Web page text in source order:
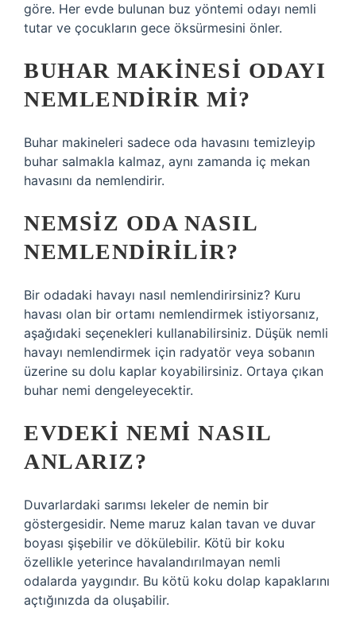
göre. Her evde bulunan buz yöntemi odayı nemli
tutar ve çocukların gece öksürmesini önler.
BUHAR MAKINESI ODAYI
NEMLENDIRIR MI?
Buhar makineleri sadece oda havasını temizleyip
buhar salmakla kalmaz, aynı zamanda iç mekan
havasını da nemlendirir.
NEMSIZ ODA NASIL
NEMLENDIRILIR?
Bir odadaki havayı nasıl nemlendirirsiniz? Kuru
havası olan bir ortamı nemlendirmek istiyorsanız,
aşağıdaki seçenekleri kullanabilirsiniz. Düşük nemli
havayı nemlendirmek için radyatör veya sobanın
üzerine su dolu kaplar koyabilirsiniz. Ortaya çıkan
buhar nemi dengeleyecektir.
EVDEKI NEMI NASIL
ANLARIZ?
Duvarlardaki sarımsı lekeler de nemin bir
göstergesidir. Neme maruz kalan tavan ve duvar
boyası şişebilir ve dökülebilir. Kötü bir koku
özellikle yeterince havalandırılmayan nemli
odalarda yaygındır. Bu kötü koku dolap kapaklarını
açtığınızda da oluşabilir.